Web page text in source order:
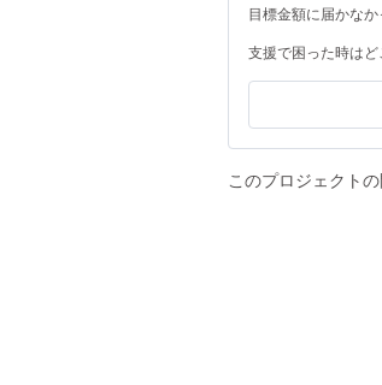
目標金額に届かな
支援で困った時は
このプロジェクト